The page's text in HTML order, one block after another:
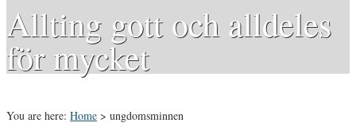
Allting gott och alldeles
för mycket
You are here: Home > ungdomsminnen